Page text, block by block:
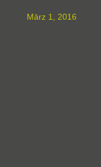
März 1, 2016